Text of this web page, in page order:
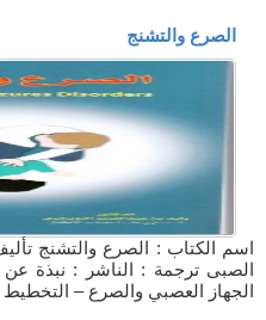
الصرع والتشنج
اسم الكتاب : الصرع والتشنج
الصبى ترجمة : الناشر : نبذة
الجهاز العصبي والصرع –